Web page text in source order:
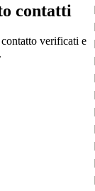
contatti
verificati e